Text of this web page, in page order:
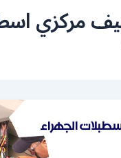
مركزي